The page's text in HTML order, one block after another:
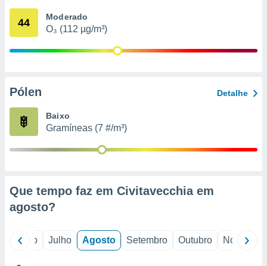
através
estudos
1199
44 Moderado
O₃ (112 µg/m³)
Pólen Detalhe
Baixo
Gramíneas (7 #/m³)
Que tempo faz em Civitavecchia em
agosto?
Junho Julho Agosto Setembro Outubro Novembro